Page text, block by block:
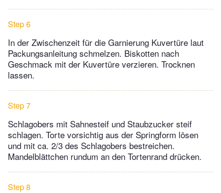
Step 6
In der Zwischenzeit für die Garnierung Kuvertüre laut
Packungsanleitung schmelzen. Biskotten nach
Geschmack mit der Kuvertüre verzieren. Trocknen
lassen.
Step 7
Schlagobers mit Sahnesteif und Staubzucker steif
schlagen. Torte vorsichtig aus der Springform lösen
und mit ca. 2/3 des Schlagobers bestreichen.
Mandelblättchen rundum an den Tortenrand drücken.
Step 8